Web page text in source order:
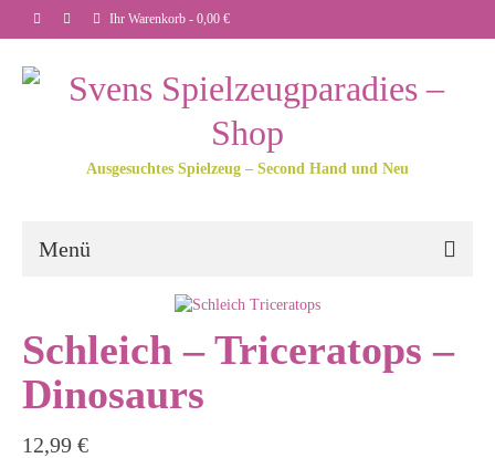
Ihr Warenkorb - 0,00 €
Ausgesuchtes Spielzeug – Second Hand und Neu
Menü
Schleich – Triceratops –
Dinosaurs
12,99 €